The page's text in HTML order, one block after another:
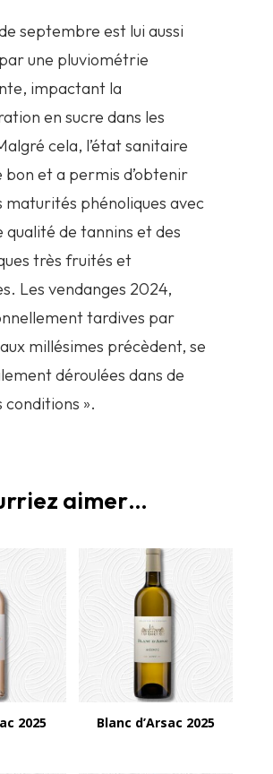
septembre est lui aussi
une pluviométrie
impactant la
en sucre dans les
cela, l’état sanitaire
bon et a permis d’obtenir
maturités phénoliques avec
qualité de tannins et des
très fruités et
Les vendanges 2024,
tardives par
millésimes précèdent, se
déroulées dans de
conditions ».
aimer…
2025 Blanc d’Arsac 2025